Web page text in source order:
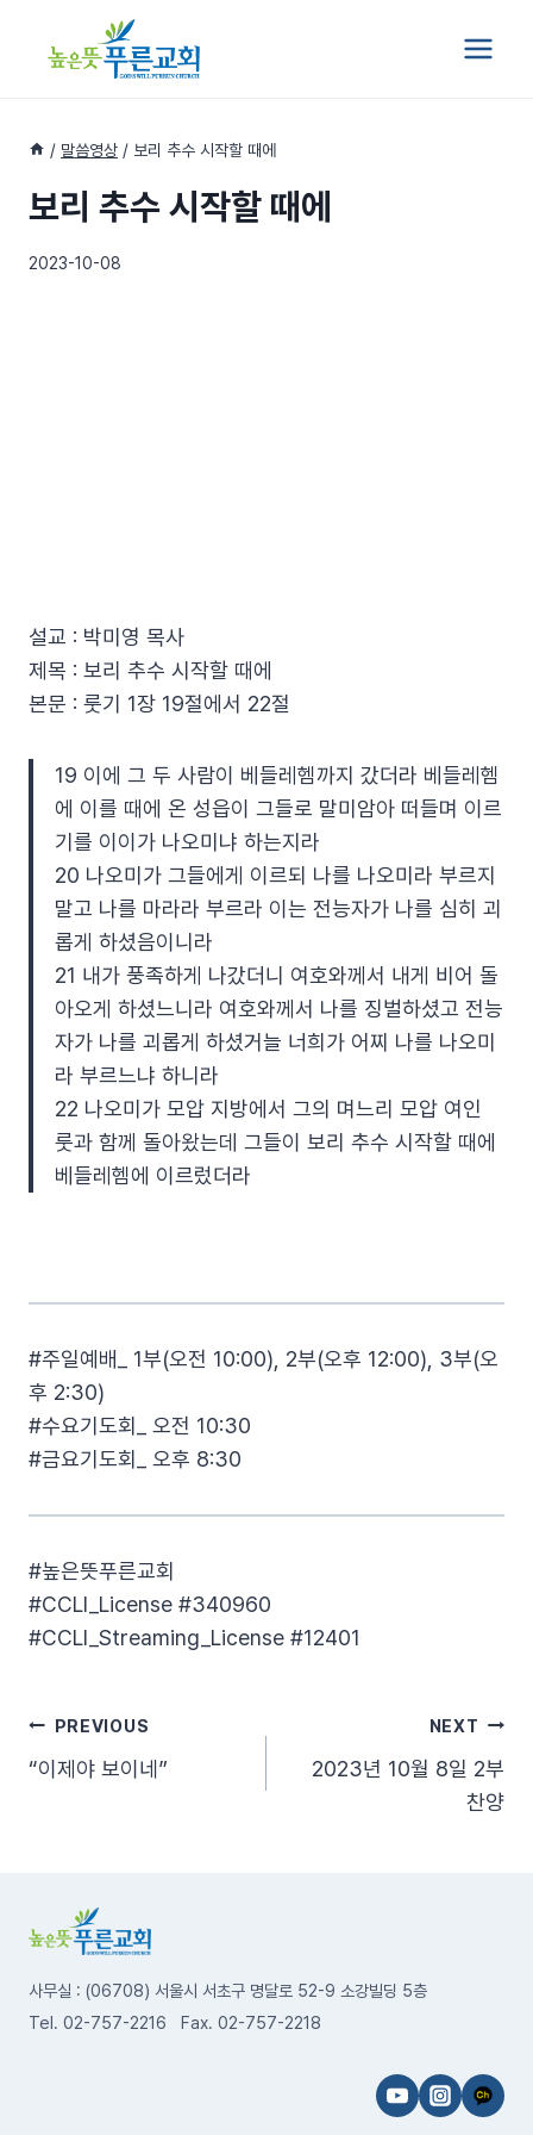
/ 말씀영상 / 보리 추수 시작할 때에
보리 추수 시작할 때에
2023-10-08
설교 : 박미영 목사
제목 : 보리 추수 시작할 때에
본문 : 룻기 1장 19절에서 22절
19 이에 그 두 사람이 베들레헴까지 갔더라 베들레헴
에 이를 때에 온 성읍이 그들로 말미암아 떠들며 이르
기를 이이가 나오미냐 하는지라
20 나오미가 그들에게 이르되 나를 나오미라 부르지
말고 나를 마라라 부르라 이는 전능자가 나를 심히 괴
롭게 하셨음이니라
21 내가 풍족하게 나갔더니 여호와께서 내게 비어 돌
아오게 하셨느니라 여호와께서 나를 징벌하셨고 전능
자가 나를 괴롭게 하셨거늘 너희가 어찌 나를 나오미
라 부르느냐 하니라
22 나오미가 모압 지방에서 그의 며느리 모압 여인
룻과 함께 돌아왔는데 그들이 보리 추수 시작할 때에
베들레헴에 이르렀더라
#주일예배_ 1부(오전 10:00), 2부(오후 12:00), 3부(오
후 2:30)
#수요기도회_ 오전 10:30
#금요기도회_ 오후 8:30
#높은뜻푸른교회​
#CCLI_License​ #340960​
#CCLI_Streaming_License​ #12401
글PREVIOUS
“이제야 보이네”
NEXT
2023년 10월 8일 2부
찬양
사무실 : (06708) 서울시 서초구 명달로 52-9 소강빌딩 5층
Tel. 02-757-2216 Fax. 02-757-2218